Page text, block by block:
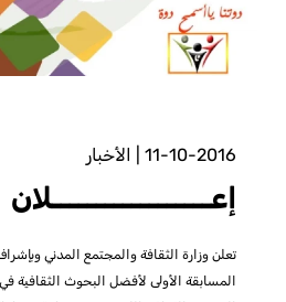
11-10-2016 الأخبار
إعــــــــــــــــــلان
تعلن وزارة الثقافة والمجتمع المدني
المسابقة الأولى لأفضل البحوث الثقافية